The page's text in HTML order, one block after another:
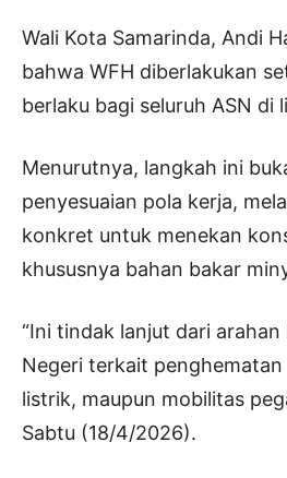
Wali Kota Samarinda, Andi
bahwa WFH diberlakukan
berlaku bagi seluruh ASN di
Menurutnya, langkah ini
penyesuaian pola kerja,
konkret untuk menekan
khususnya bahan bakar
“Ini tindak lanjut dari arahan
Negeri terkait penghematan
listrik, maupun mobilitas
Sabtu (18/4/2026).